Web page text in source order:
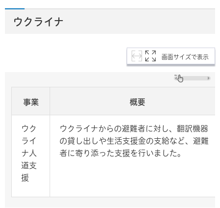
ウクライナ
画面サイズで表示
事業 概要
ウク
ライ
ナ人
道支
援
ウクライナからの避難者に対し、翻訳機器
の貸し出しや生活支援金の支給など、避難
者に寄り添った支援を行いました。